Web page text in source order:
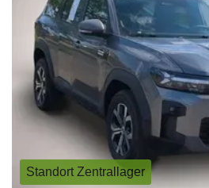
Standort Zentrallager